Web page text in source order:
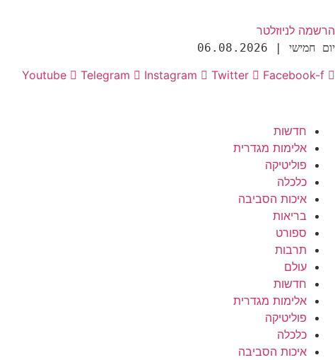
הרשמה לניוזלטר
יום חמישי | 06.08.2026
Youtube Telegram Instagram Twitter Facebook-f
חדשות
אלימות מגדרית
פוליטיקה
כלכלה
איכות הסביבה
בריאות
ספורט
תרבות
עולם
חדשות
אלימות מגדרית
פוליטיקה
כלכלה
איכות הסביבה